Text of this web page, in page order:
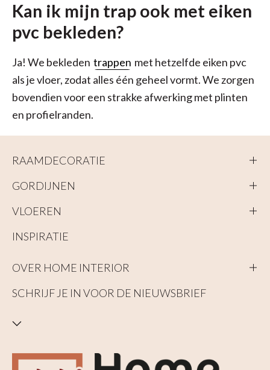
Kan ik mijn trap ook met eiken
pvc bekleden?
Ja! We bekleden trappen met hetzelfde eiken pvc
als je vloer, zodat alles één geheel vormt. We zorgen
bovendien voor een strakke afwerking met plinten
en profielranden.
RAAMDECORATIE
GORDIJNEN
VLOEREN
INSPIRATIE
OVER HOME INTERIOR
SCHRIJF JE IN VOOR DE NIEUWSBRIEF